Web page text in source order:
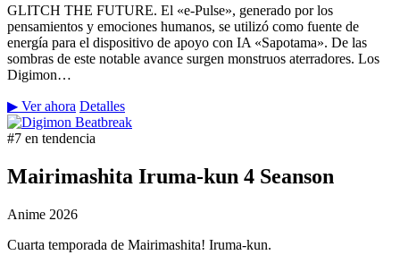
GLITCH THE FUTURE. El «e-Pulse», generado por los
pensamientos y emociones humanos, se utilizó como fuente de
energía para el dispositivo de apoyo con IA «Sapotama». De las
sombras de este notable avance surgen monstruos aterradores. Los
Digimon…
▶ Ver ahora Detalles
#7 en tendencia
Mairimashita Iruma-kun 4 Seanson
Anime 2026
Cuarta temporada de Mairimashita! Iruma-kun.